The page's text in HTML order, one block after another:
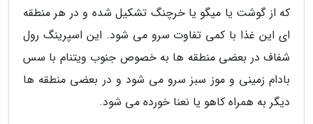
که از گوشت یا میگو یا خرچنگ تشکیل شده و در هر منطقه
ای این غذا با کمی تفاوت سرو می شود. این اسپرینگ رول
شفاف در بعضی منطقه ها به خصوص جنوب ویتنام با سس
بادام زمینی و موز سبز سرو می شود و در بعضی منطقه ها
دیگر به همراه کاهو یا نعنا خورده می شود.